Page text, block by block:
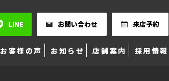
LINE お問い合わせ 来店予約
お客様の声 お知らせ 店舗案内 採用情報